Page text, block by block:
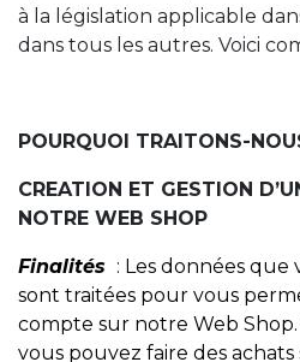
à la législation applicable
dans tous les autres. Voici
POURQUOI TRAITONS-
CREATION ET GESTION
NOTRE WEB SHOP
Finalités : Les données
sont traitées pour vous
compte sur notre Web
vous pouvez faire des